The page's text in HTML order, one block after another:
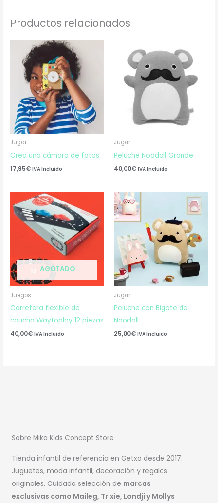
Productos relacionados
Jugar
Crea una cámara de fotos
17,95€ IVA Incluido
Jugar
Peluche Noodoll Grande
40,00€ IVA Incluido
AGOTADO
Juegos
Carretera flexible de
caucho Waytoplay 12 piezas
40,00€ IVA Incluido
Jugar
Peluche con Bigote de
Noodoll
25,00€ IVA Incluido
Sobre Mika Kids Concept Store
Tienda infantil de referencia en Getxo desde 2017.
Juguetes, moda infantil, decoración y regalos
originales. Cuidada selección de marcas
exclusivas como Maileg, Trixie, Londji y Mollys